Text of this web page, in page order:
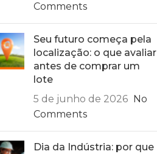
Comments
Seu futuro começa pela
localização: o que avaliar
antes de comprar um
lote
5 de junho de 2026 No
Comments
Dia da Indústria: por que